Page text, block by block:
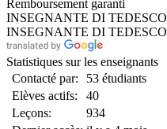
Remboursement garanti
INSEGNANTE DI TEDESCO
INSEGNANTE DI TEDESCO
Statistiques sur les enseignants
Contacté par:
53 étudiants
Elèves actifs:
40
Leçons:
934